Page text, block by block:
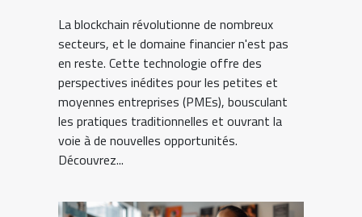
La blockchain révolutionne de nombreux
secteurs, et le domaine financier n'est pas
en reste. Cette technologie offre des
perspectives inédites pour les petites et
moyennes entreprises (PMEs), bousculant
les pratiques traditionnelles et ouvrant la
voie à de nouvelles opportunités.
Découvrez...